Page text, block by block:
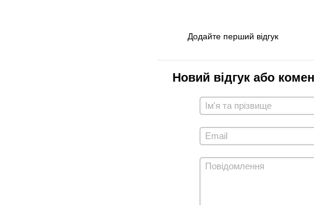
Додайте перший відгук
Новий відгук або